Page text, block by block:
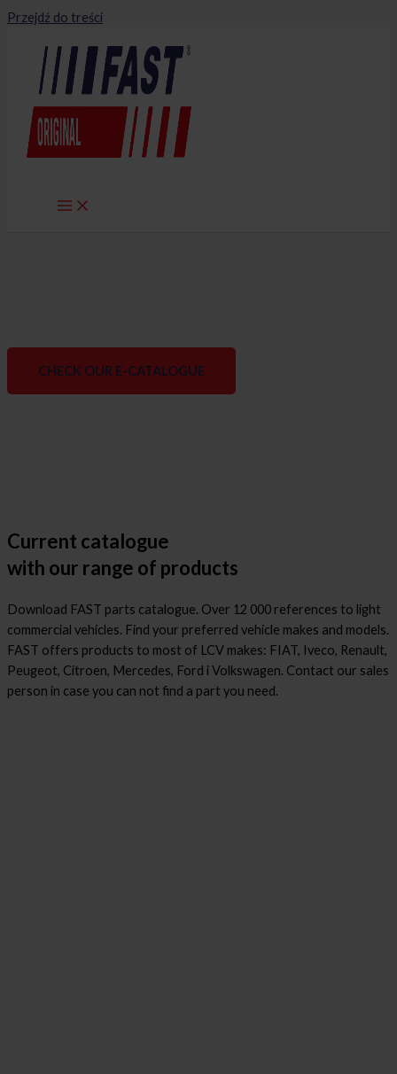
Przejdź do treści
Catalogues
CHECK OUR E-CATALOGUE
Current catalogue
with our range of products
Download FAST parts catalogue. Over 12 000 references to light
commercial vehicles. Find your preferred vehicle makes and models.
FAST offers products to most of LCV makes: FIAT, Iveco, Renault,
Peugeot, Citroen, Mercedes, Ford i Volkswagen. Contact our sales
person in case you can not find a part you need.